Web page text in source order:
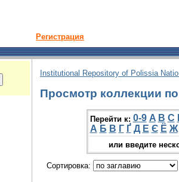
Регистрация
Institutional Repository of Polissia
Просмотр коллекции
Перейти к: 0-9 A B C
А Б В Г Ґ Д Е Є Ё Ж
или введите
Сортировка: